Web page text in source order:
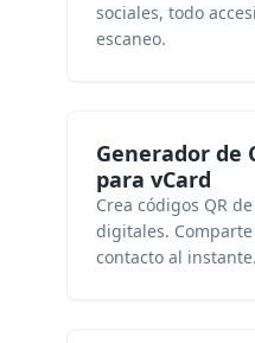
sociales, todo
escaneo.
Generador de
para vCard
Crea códigos QR
digitales.
contacto al instante.